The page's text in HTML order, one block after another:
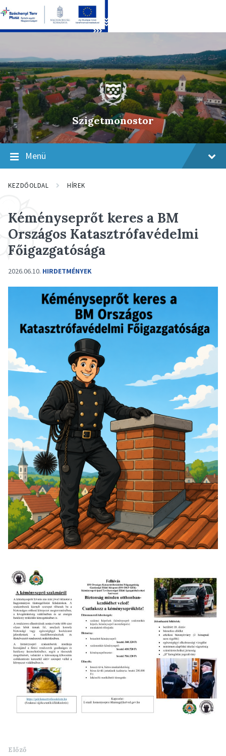
content
main
navigation
footer
Szigetmonostor
Menü
KEZDŐOLDAL HÍREK
Kéményseprőt keres a BM
Országos Katasztrófavédelmi
Főigazgatósága
2026.06.10. HIRDETMÉNYEK
Előző